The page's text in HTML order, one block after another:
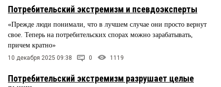
Потребительский экстремизм и псевдоэксперты
«Прежде люди понимали, что в лучшем случае они просто вернут
свое. Теперь на потребительских спорах можно зарабатывать,
причем кратно»
10 декабря 2025 09:38 0 1119
Потребительский экстремизм разрушает целые